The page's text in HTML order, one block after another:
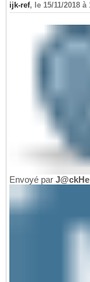
ijk-ref, le 15/11/2018 à
Envoyé par